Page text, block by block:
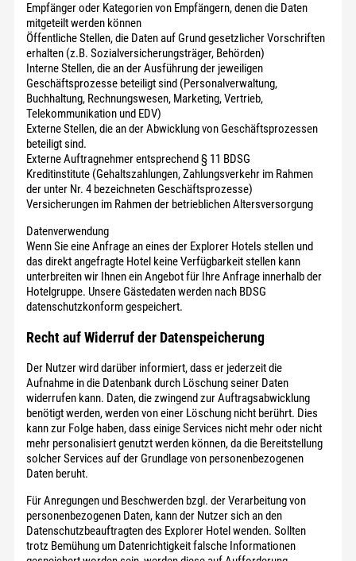
Empfänger oder Kategorien von Empfängern, denen die Daten
mitgeteilt werden können
Öffentliche Stellen, die Daten auf Grund gesetzlicher Vorschriften
erhalten (z.B. Sozialversicherungsträger, Behörden)
Interne Stellen, die an der Ausführung der jeweiligen
Geschäftsprozesse beteiligt sind (Personalverwaltung,
Buchhaltung, Rechnungswesen, Marketing, Vertrieb,
Telekommunikation und EDV)
Externe Stellen, die an der Abwicklung von Geschäftsprozessen
beteiligt sind.
Externe Auftragnehmer entsprechend § 11 BDSG
Kreditinstitute (Gehaltszahlungen, Zahlungsverkehr im Rahmen
der unter Nr. 4 bezeichneten Geschäftsprozesse)
Versicherungen im Rahmen der betrieblichen Altersversorgung
Datenverwendung
Wenn Sie eine Anfrage an eines der Explorer Hotels stellen und
das direkt angefragte Hotel keine Verfügbarkeit stellen kann
unterbreiten wir Ihnen ein Angebot für Ihre Anfrage innerhalb der
Hotelgruppe. Unsere Gästedaten werden nach BDSG
datenschutzkonform gespeichert.
Recht auf Widerruf der Datenspeicherung
Der Nutzer wird darüber informiert, dass er jederzeit die
Aufnahme in die Datenbank durch Löschung seiner Daten
widerrufen kann. Daten, die zwingend zur Auftragsabwicklung
benötigt werden, werden von einer Löschung nicht berührt. Dies
kann zur Folge haben, dass einige Services nicht mehr oder nicht
mehr personalisiert genutzt werden können, da die Bereitstellung
solcher Services auf der Grundlage von personenbezogenen
Daten beruht.
Für Anregungen und Beschwerden bzgl. der Verarbeitung von
personenbezogenen Daten, kann der Nutzer sich an den
Datenschutzbeauftragten des Explorer Hotel wenden. Sollten
trotz Bemühung um Datenrichtigkeit falsche Informationen